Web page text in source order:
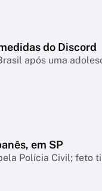
do Discord
após uma
em SP
Polícia Civil; feto